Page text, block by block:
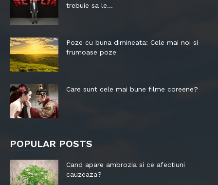
trebuie sa le...
Poze cu buna dimineata: Cele mai noi si
frumoase poze
Care sunt cele mai bune filme coreene?
POPULAR POSTS
Cand apare ambrozia si ce afectiuni
cauzeaza?